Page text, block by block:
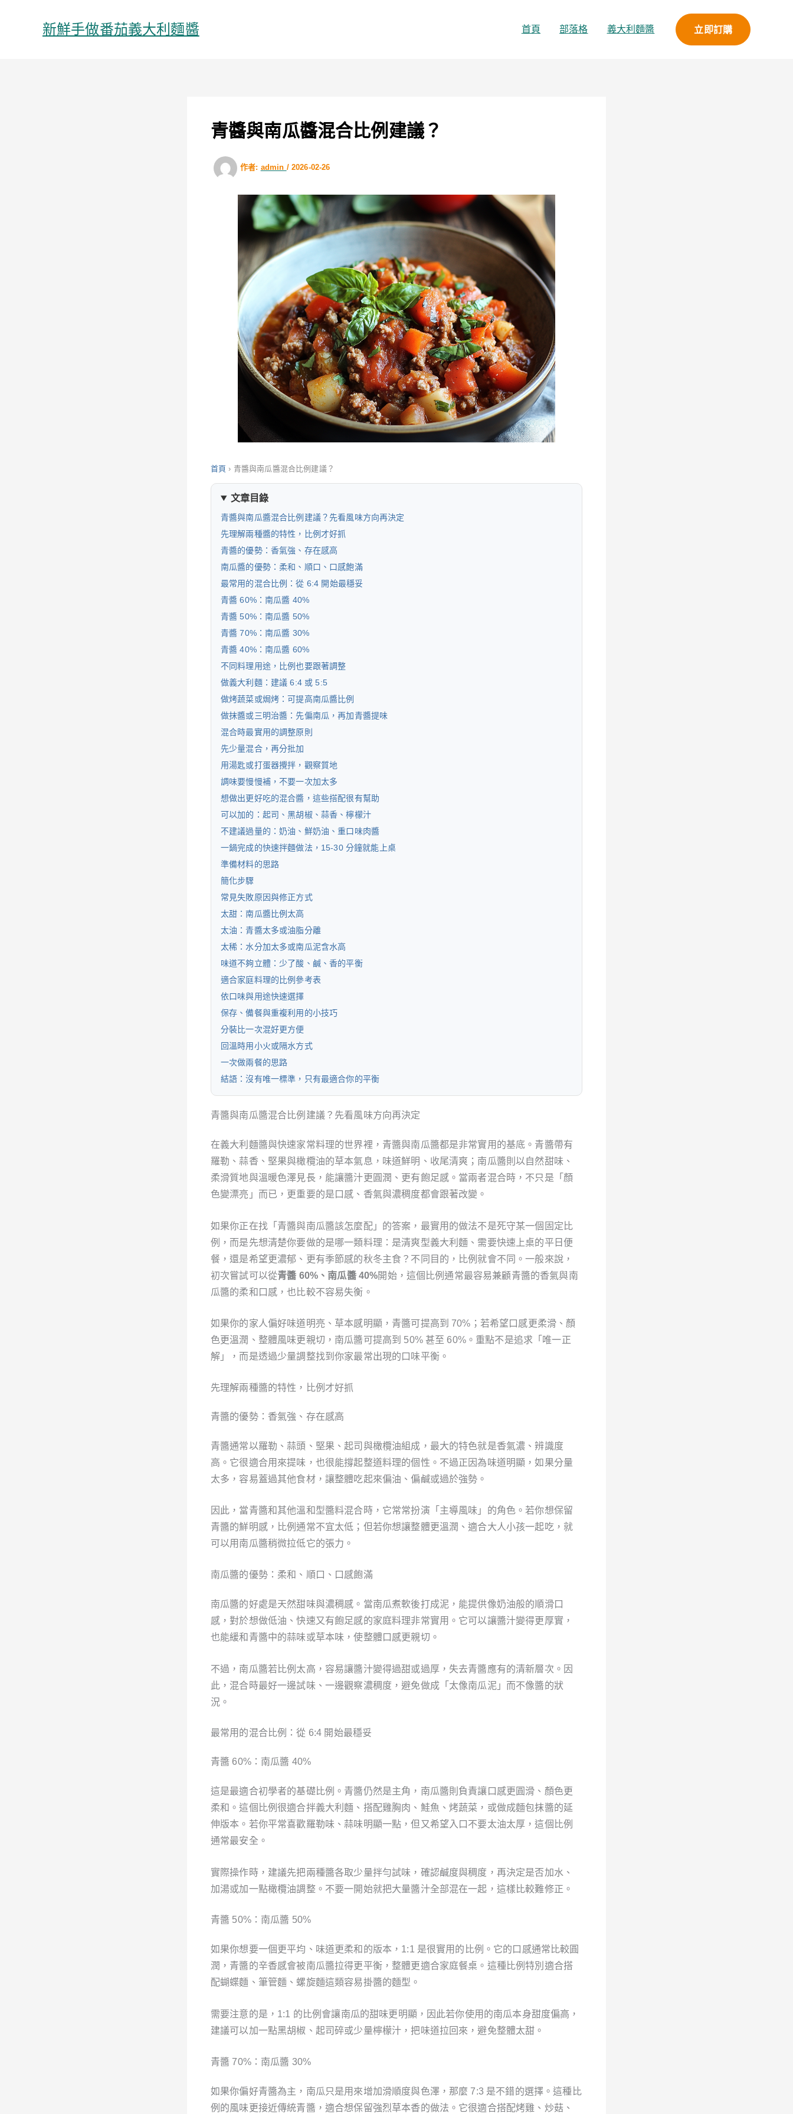
新鮮手做番茄義大利麵醬 首頁 部落格 義大利麵醬 立即訂購
青醬與南瓜醬混合比例建議？
作者: admin / 2026-02-26
首頁 › 青醬與南瓜醬混合比例建議？
文章目錄
青醬與南瓜醬混合比例建議？先看風味方向再決定
先理解兩種醬的特性，比例才好抓
青醬的優勢：香氣強、存在感高
南瓜醬的優勢：柔和、順口、口感飽滿
最常用的混合比例：從 6:4 開始最穩妥
青醬 60%：南瓜醬 40%
青醬 50%：南瓜醬 50%
青醬 70%：南瓜醬 30%
青醬 40%：南瓜醬 60%
不同料理用途，比例也要跟著調整
做義大利麵：建議 6:4 或 5:5
做烤蔬菜或焗烤：可提高南瓜醬比例
做抹醬或三明治醬：先偏南瓜，再加青醬提味
混合時最實用的調整原則
先少量混合，再分批加
用湯匙或打蛋器攪拌，觀察質地
調味要慢慢補，不要一次加太多
想做出更好吃的混合醬，這些搭配很有幫助
可以加的：起司、黑胡椒、蒜香、檸檬汁
不建議過量的：奶油、鮮奶油、重口味肉醬
一鍋完成的快速拌麵做法，15-30 分鐘就能上桌
準備材料的思路
簡化步驟
常見失敗原因與修正方式
太甜：南瓜醬比例太高
太油：青醬太多或油脂分離
太稀：水分加太多或南瓜泥含水高
味道不夠立體：少了酸、鹹、香的平衡
適合家庭料理的比例參考表
依口味與用途快速選擇
保存、備餐與重複利用的小技巧
分裝比一次混好更方便
回溫時用小火或隔水方式
一次做兩餐的思路
結語：沒有唯一標準，只有最適合你的平衡
青醬與南瓜醬混合比例建議？先看風味方向再決定
在義大利麵醬與快速家常料理的世界裡，青醬與南瓜醬都是非常實用的基底。青醬帶有
羅勒、蒜香、堅果與橄欖油的草本氣息，味道鮮明、收尾清爽；南瓜醬則以自然甜味、
柔滑質地與溫暖色澤見長，能讓醬汁更圓潤、更有飽足感。當兩者混合時，不只是「顏
色變漂亮」而已，更重要的是口感、香氣與濃稠度都會跟著改變。
如果你正在找「青醬與南瓜醬該怎麼配」的答案，最實用的做法不是死守某一個固定比
例，而是先想清楚你要做的是哪一類料理：是清爽型義大利麵、需要快速上桌的平日便
餐，還是希望更濃郁、更有季節感的秋冬主食？不同目的，比例就會不同。一般來說，
初次嘗試可以從青醬 60%、南瓜醬 40%開始，這個比例通常最容易兼顧青醬的香氣與南
瓜醬的柔和口感，也比較不容易失衡。
如果你的家人偏好味道明亮、草本感明顯，青醬可提高到 70%；若希望口感更柔滑、顏
色更溫潤、整體風味更親切，南瓜醬可提高到 50% 甚至 60%。重點不是追求「唯一正
解」，而是透過少量調整找到你家最常出現的口味平衡。
先理解兩種醬的特性，比例才好抓
青醬的優勢：香氣強、存在感高
青醬通常以羅勒、蒜頭、堅果、起司與橄欖油組成，最大的特色就是香氣濃、辨識度
高。它很適合用來提味，也很能撐起整道料理的個性。不過正因為味道明顯，如果分量
太多，容易蓋過其他食材，讓整體吃起來偏油、偏鹹或過於強勢。
因此，當青醬和其他溫和型醬料混合時，它常常扮演「主導風味」的角色。若你想保留
青醬的鮮明感，比例通常不宜太低；但若你想讓整體更溫潤、適合大人小孩一起吃，就
可以用南瓜醬稍微拉低它的張力。
南瓜醬的優勢：柔和、順口、口感飽滿
南瓜醬的好處是天然甜味與濃稠感。當南瓜煮軟後打成泥，能提供像奶油般的順滑口
感，對於想做低油、快速又有飽足感的家庭料理非常實用。它可以讓醬汁變得更厚實，
也能緩和青醬中的蒜味或草本味，使整體口感更親切。
不過，南瓜醬若比例太高，容易讓醬汁變得過甜或過厚，失去青醬應有的清新層次。因
此，混合時最好一邊試味、一邊觀察濃稠度，避免做成「太像南瓜泥」而不像醬的狀
況。
最常用的混合比例：從 6:4 開始最穩妥
青醬 60%：南瓜醬 40%
這是最適合初學者的基礎比例。青醬仍然是主角，南瓜醬則負責讓口感更圓滑、顏色更
柔和。這個比例很適合拌義大利麵、搭配雞胸肉、鮭魚、烤蔬菜，或做成麵包抹醬的延
伸版本。若你平常喜歡羅勒味、蒜味明顯一點，但又希望入口不要太油太厚，這個比例
通常最安全。
實際操作時，建議先把兩種醬各取少量拌勻試味，確認鹹度與稠度，再決定是否加水、
加湯或加一點橄欖油調整。不要一開始就把大量醬汁全部混在一起，這樣比較難修正。
青醬 50%：南瓜醬 50%
如果你想要一個更平均、味道更柔和的版本，1:1 是很實用的比例。它的口感通常比較圓
潤，青醬的辛香感會被南瓜醬拉得更平衡，整體更適合家庭餐桌。這種比例特別適合搭
配蝴蝶麵、筆管麵、螺旋麵這類容易掛醬的麵型。
需要注意的是，1:1 的比例會讓南瓜的甜味更明顯，因此若你使用的南瓜本身甜度偏高，
建議可以加一點黑胡椒、起司碎或少量檸檬汁，把味道拉回來，避免整體太甜。
青醬 70%：南瓜醬 30%
如果你偏好青醬為主，南瓜只是用來增加滑順度與色澤，那麼 7:3 是不錯的選擇。這種比
例的風味更接近傳統青醬，適合想保留強烈草本香的做法。它很適合搭配烤雞、炒菇、